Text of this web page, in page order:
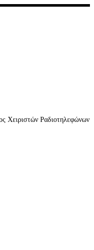
Χειριστών Ραδιοτηλεφώνων